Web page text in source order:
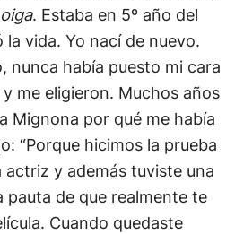
. Estaba en 5º año del
vida. Yo nací de nuevo.
nunca había puesto mi cara
me eligieron. Muchos años
Mignona por qué me había
“Porque hicimos la prueba
actriz y además tuviste una
pauta de que realmente te
Cuando quedaste